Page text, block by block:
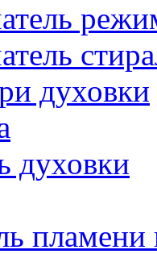
духовки
духовки